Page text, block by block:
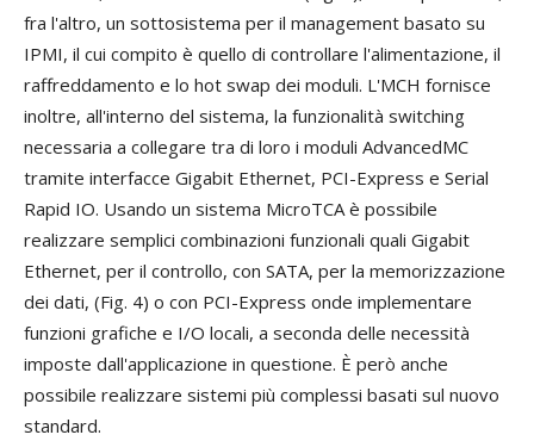
fra l'altro, un sottosistema per il management basato su
IPMI, il cui compito è quello di controllare l'alimentazione, il
raffreddamento e lo hot swap dei moduli. L'MCH fornisce
inoltre, all'interno del sistema, la funzionalità switching
necessaria a collegare tra di loro i moduli AdvancedMC
tramite interfacce Gigabit Ethernet, PCI-Express e Serial
Rapid IO. Usando un sistema MicroTCA è possibile
realizzare semplici combinazioni funzionali quali Gigabit
Ethernet, per il controllo, con SATA, per la memorizzazione
dei dati, (Fig. 4) o con PCI-Express onde implementare
funzioni grafiche e I/O locali, a seconda delle necessità
imposte dall'applicazione in questione. È però anche
possibile realizzare sistemi più complessi basati sul nuovo
standard.